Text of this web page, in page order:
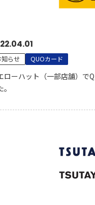
知らせ QUOカード
ローハット（一部店舗）で